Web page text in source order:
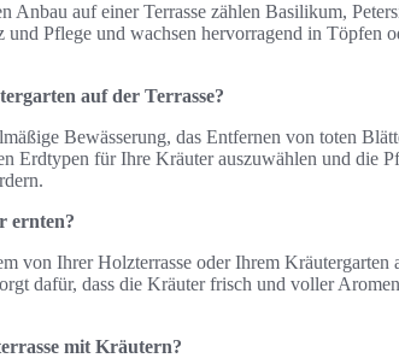
Anbau auf einer Terrasse zählen Basilikum,
Pflege und wachsen hervorragend in Töpfen
auf der Terrasse?
Bewässerung, das Entfernen von toten
Erdtypen für Ihre Kräuter auszuwählen und die
ernten?
von Ihrer Holzterrasse oder Ihrem
dafür, dass die Kräuter frisch und voller
mit Kräutern?